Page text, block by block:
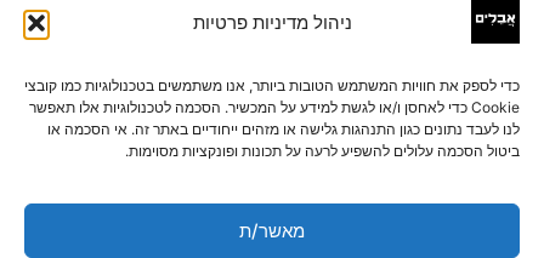
ניהול מדיניות פרטיות
כדי לספק את חוויות המשתמש הטובות ביותר, אנו משתמשים בטכנולוגיות כמו קובצי
Cookie כדי לאחסן ו/או לגשת למידע על המכשיר. הסכמה לטכנולוגיות אלו תאפשר
לנו לעבד נתונים כגון התנהגות גלישה או מזהים ייחודיים באתר זה. אי הסכמה או
ביטול הסכמה עלולים להשפיע לרעה על תכונות ופונקציות מסוימות.
מאשר/ת
שם
אימייל*